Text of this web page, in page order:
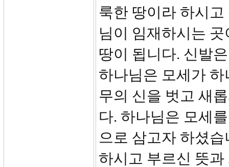
룩한 땅이라 하시
님이 임재하시는
땅이 됩니다. 신발
하나님은 모세가
무의 신을 벗고 새
다. 하나님은 모세
으로 삼고자 하셨
하시고 부르신 뜻